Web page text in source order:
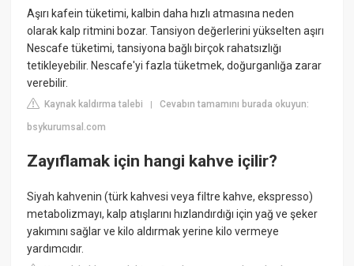
Aşırı kafein tüketimi, kalbin daha hızlı atmasına neden
olarak kalp ritmini bozar. Tansiyon değerlerini yükselten aşırı
Nescafe tüketimi, tansiyona bağlı birçok rahatsızlığı
tetikleyebilir. Nescafe'yi fazla tüketmek, doğurganlığa zarar
verebilir.
Kaynak kaldırma talebi |Cevabın tamamını burada okuyun:
bsykurumsal.com
Zayıflamak için hangi kahve içilir?
Siyah kahvenin (türk kahvesi veya filtre kahve, ekspresso)
metabolizmayı, kalp atışlarını hızlandırdığı için yağ ve şeker
yakımını sağlar ve kilo aldırmak yerine kilo vermeye
yardımcıdır.